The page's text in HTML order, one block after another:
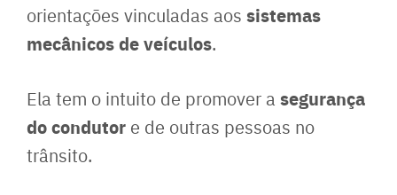
orientações vinculadas aos sistemas
mecânicos de veículos.
Ela tem o intuito de promover a segurança
do condutor e de outras pessoas no
trânsito.